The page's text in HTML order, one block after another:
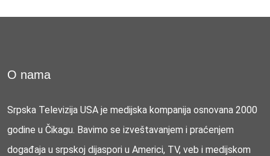
O nama
Srpska Televizija USA je medijska kompanija osnovana 2000
godine u Čikagu. Bavimo se izveštavanjem i praćenjem
događaja u srpskoj dijaspori u Americi, TV, veb i medijskom